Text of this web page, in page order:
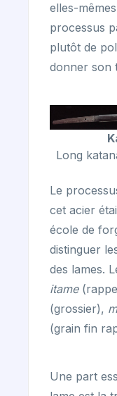
elles-
processus
plutôt de
donner son
Long
Le
cet acier
école de
distinguer
des lames.
itame
(grossier),
(grain fin
Une part